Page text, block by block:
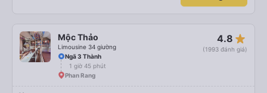
Mộc Thảo
Limousine 34 giường
4.8 star_rate
(1993 đánh giá)
Ngã 3 Thành
1 giờ 45 phút
Phan Rang